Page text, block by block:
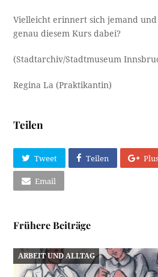
Vielleicht erinnert sich jemand
genau diesem Kurs dabei?
(Stadtarchiv/Stadtmuseum
Regina La (Praktikantin)
Teilen
Tweet Teilen
Email
Frühere Beiträge
ARBEIT UND ALLTAG